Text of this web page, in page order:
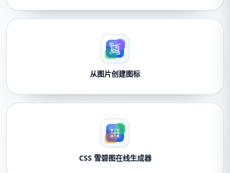
从图片创建图标
CSS 雪碧图在线生成器